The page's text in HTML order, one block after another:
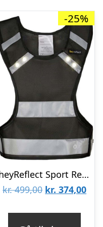
-25%
heyReflect Sport Refleksvest med led lys – Sort – Str. L
kr.499,00 Den
kr. 374,00Den